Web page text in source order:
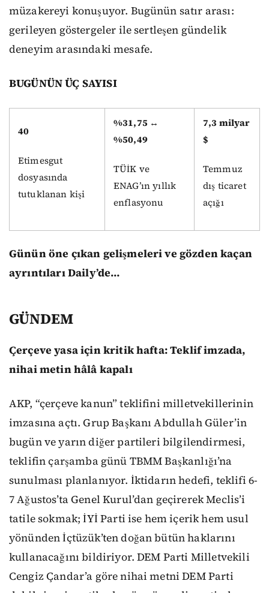
müzakereyi konuşuyor. Bugünün satır arası:
gerileyen göstergeler ile sertleşen gündelik
deneyim arasındaki mesafe.
BUGÜNÜN ÜÇ SAYISI
40
Etimesgut
dosyasında
tutuklanan kişi
%31,75 ↔
%50,49
TÜİK ve
ENAG’ın yıllık
enflasyonu
7,3 milyar
$
Temmuz
dış ticaret
açığı
Günün öne çıkan gelişmeleri ve gözden kaçan
ayrıntıları Daily’de…
GÜNDEM
Çerçeve yasa için kritik hafta: Teklif imzada,
nihai metin hâlâ kapalı
AKP, “çerçeve kanun” teklifini milletvekillerinin
imzasına açtı. Grup Başkanı Abdullah Güler’in
bugün ve yarın diğer partileri bilgilendirmesi,
teklifin çarşamba günü TBMM Başkanlığı’na
sunulması planlanıyor. İktidarın hedefi, teklifi 6-
7 Ağustos’ta Genel Kurul’dan geçirerek Meclis’i
tatile sokmak; İYİ Parti ise hem içerik hem usul
yönünden İçtüzük’ten doğan bütün haklarını
kullanacağını bildiriyor. DEM Parti Milletvekili
Cengiz Çandar’a göre nihai metni DEM Parti